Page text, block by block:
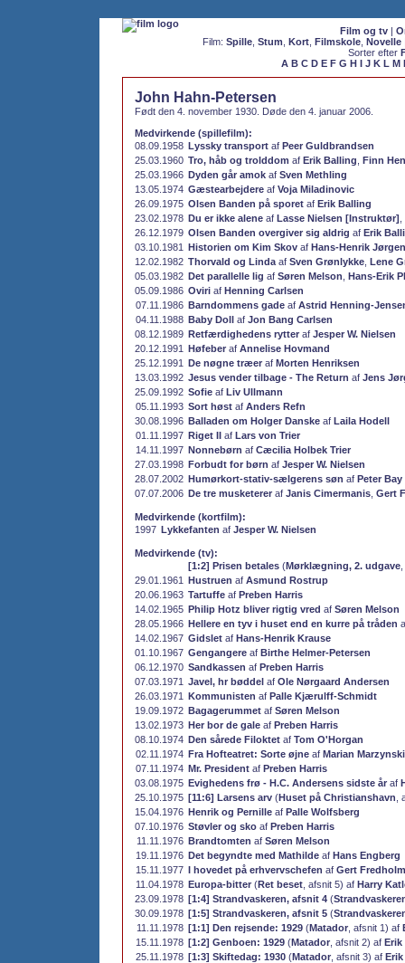
Film og tv|
Film: Spille, Stum Kort, Filmskole, Novelle
Sorter efter
A B C D E F G H I J K L M
John Hahn-Petersen
Født den 4. november 1930. Døde den 4. januar 2006.
Medvirkende (spillefilm):
08.09.1958 Lyssky transport af Peer Guldbrandsen
25.03.1960 Tro, håb og trolddom af Erik Balling Finn
25.03.1966 Dyden går amok af Sven Methling
13.05.1974 Gæstearbejdere af Voja Miladinovic
26.09.1975 Olsen Banden på sporet af Erik Balling
23.02.1978 Du er ikke alene af Lasse Nielsen [Instruktør]
26.12.1979 Olsen Banden overgiver sig aldrig af Erik
03.10.1981 Historien om Kim Skov af Hans-Henrik
12.02.1982 Thorvald og Linda af Sven Grønlykke Lene
05.03.1982 Det parallelle lig af Søren Melson Hans-Erik
05.09.1986 Oviri af Henning Carlsen
07.11.1986 Barndommens gade af Astrid Henning-
04.11.1988 Baby Doll af Jon Bang Carlsen
08.12.1989 Retfærdighedens rytter af Jesper W. Nielsen
20.12.1991 Høfeber af Annelise Hovmand
25.12.1991 De nøgne træer af Morten Henriksen
13.03.1992 Jesus vender tilbage - The Return af Jens
25.09.1992 Sofie af Liv Ullmann
05.11.1993 Sort høst af Anders Refn
30.08.1996 Balladen om Holger Danske af Laila Hodell
01.11.1997 Riget II af Lars von Trier
14.11.1997 Nonnebørn af Cæcilia Holbek Trier
27.03.1998 Forbudt for børn af Jesper W. Nielsen
28.07.2002 Humørkort-stativ-sælgerens søn af Peter Bay
07.07.2006 De tre musketerer af Janis Cimermanis Gert
Medvirkende (kortfilm):
1997 Lykkefanten af Jesper W. Nielsen
Medvirkende (tv):
[1:2] Prisen betales (Mørklægning, 2. udgave
29.01.1961 Hustruen af Asmund Rostrup
20.06.1963 Tartuffe af Preben Harris
14.02.1965 Philip Hotz bliver rigtig vred af Søren Melson
28.05.1966 Hellere en tyv i huset end en kurre på tråden
14.02.1967 Gidslet af Hans-Henrik Krause
01.10.1967 Gengangere af Birthe Helmer-Petersen
06.12.1970 Sandkassen af Preben Harris
07.03.1971 Javel, hr bøddel af Ole Nørgaard Andersen
26.03.1971 Kommunisten af Palle Kjærulff-Schmidt
19.09.1972 Bagagerummet af Søren Melson
13.02.1973 Her bor de gale af Preben Harris
08.10.1974 Den sårede Filoktet af Tom O'Horgan
02.11.1974 Fra Hofteatret: Sorte øjne af Marian Marzynski
07.11.1974 Mr. President af Preben Harris
03.08.1975 Evighedens frø - H.C. Andersens sidste år af
25.10.1975 [11:6] Larsens arv (Huset på Christianshavn
15.04.1976 Henrik og Pernille af Palle Wolfsberg
07.10.1976 Støvler og sko af Preben Harris
11.11.1976 Brandtomten af Søren Melson
19.11.1976 Det begyndte med Mathilde af Hans Engberg
15.11.1977 I hovedet på erhvervschefen af Gert Fredholm
11.04.1978 Europa-bitter (Ret beset , afsnit 5) af Harry
23.09.1978 [1:4] Strandvaskeren, afsnit 4 (
30.09.1978 [1:5] Strandvaskeren, afsnit 5 (
11.11.1978 [1:1] Den rejsende: 1929 (Matador , afsnit 1) af
15.11.1978 [1:2] Genboen: 1929 (Matador , afsnit 2) af Erik
25.11.1978 [1:3] Skiftedag: 1930 (Matador , afsnit 3) af